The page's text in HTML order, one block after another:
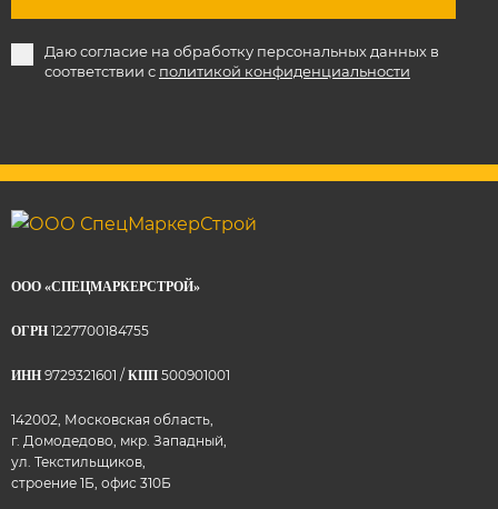
Даю согласие на обработку персональных данных в
соответствии с политикой конфиденциальности
ООО «СПЕЦМАРКЕРСТРОЙ»
ОГРН 1227700184755
ИНН 9729321601 / КПП 500901001
142002, Московская область,
г. Домодедово, мкр. Западный,
ул. Текстильщиков,
строение 1Б, офис 310Б